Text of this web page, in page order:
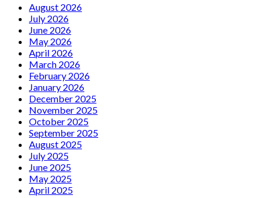
August 2026
July 2026
June 2026
May 2026
April 2026
March 2026
February 2026
January 2026
December 2025
November 2025
October 2025
September 2025
August 2025
July 2025
June 2025
May 2025
April 2025